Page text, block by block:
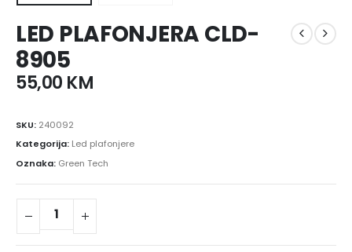
LED PLAFONJERA CLD-
8905
55,00 KM
SKU: 240092
Kategorija: Led plafonjere
Oznaka: Green Tech